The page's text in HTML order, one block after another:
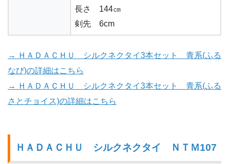
長さ 144㎝
剣先 6cm
→ ＨＡＤＡＣＨＵ シルクネクタイ3本セット 青系(ふる
なび)の詳細はこちら
→ ＨＡＤＡＣＨＵ シルクネクタイ3本セット 青系(ふる
さとチョイス)の詳細はこちら
ＨＡＤＡＣＨＵ シルクネクタイ ＮＴＭ107